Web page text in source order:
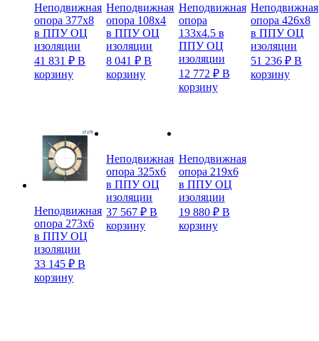
Неподвижная
опора 377х8
в ППУ ОЦ
изоляции
41 831 ₽ В
корзину
Неподвижная
опора 108х4
в ППУ ОЦ
изоляции
8 041₽ В
корзину
Неподвижная
опора
133х4.5 в
ППУ ОЦ
изоляции
12 772 ₽ В
корзину
Неподвижная
опора 426х8
в ППУ ОЦ
изоляции
51 236 ₽ В
корзину
Неподвижная
опора 273х6
в ППУ ОЦ
изоляции
33 145 ₽ В
корзину
Неподвижная
опора 325х6
в ППУ ОЦ
изоляции
37 567₽ В
корзину
Неподвижная
опора 219х6
в ППУ ОЦ
изоляции
19 880 ₽ В
корзину